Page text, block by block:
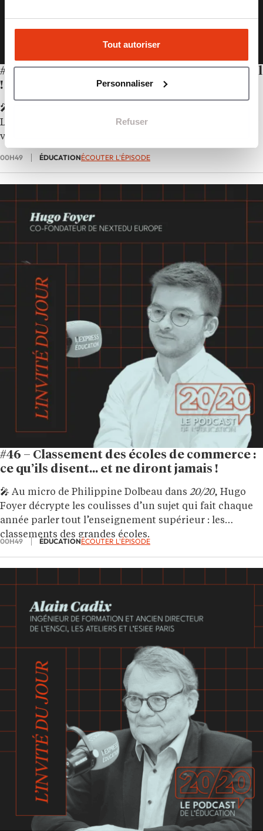
Tout autoriser
Personnaliser
Refuser
#47 – Les softs skills, c’est la moitié du travail
!
🎤 Au micro de Philippine Dolbeau dans
Lucas, fondatrice d’Ed’Up Business School, partage sa
vision d’une éducation reconnectée au réel.
00H49 ÉDUCATIONÉCOUTER L'ÉPISODE
#46 – Classement des écoles de commerce :
ce qu’ils disent… et ne diront jamais !
🎤 Au micro de Philippine Dolbeau dans 20/20, Hugo
Foyer décrypte les coulisses d’un sujet qui fait chaque
année parler tout l’enseignement supérieur : les
classements des grandes écoles.
00H49 ÉDUCATIONÉCOUTER L'ÉPISODE